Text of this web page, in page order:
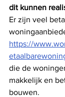
dit kunnen
Er zijn veel
https://
die de
makkelijk en
bouwen.